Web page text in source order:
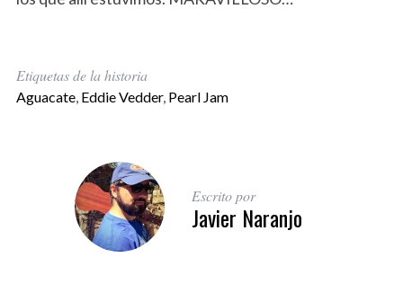
Etiquetas de la historia
Aguacate, Eddie Vedder, Pearl Jam
Escrito por
Javier Naranjo